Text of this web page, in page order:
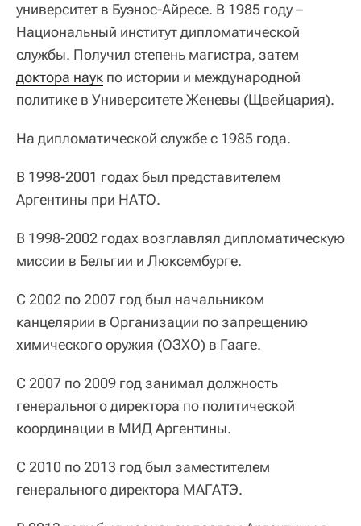
университет в Буэнос-Айресе. В 1985 году –
Национальный институт дипломатической
службы. Получил степень магистра, затем
доктора наук по истории и международной
политике в Университете Женевы (Щвейцария).
На дипломатической службе с 1985 года.
В 1998-2001 годах был представителем
Аргентины при НАТО.
В 1998-2002 годах возглавлял дипломатическую
миссии в Бельгии и Люксембурге.
С 2002 по 2007 год был начальником
канцелярии в Организации по запрещению
химического оружия (ОЗХО) в Гааге.
С 2007 по 2009 год занимал должность
генерального директора по политической
координации в МИД Аргентины.
С 2010 по 2013 год был заместителем
генерального директора МАГАТЭ.